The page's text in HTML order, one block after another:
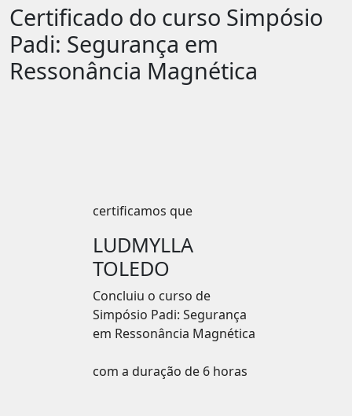
Certificado do curso Simpósio
Padi: Segurança em
Ressonância Magnética
certificamos que
LUDMYLLA
TOLEDO
Concluiu o curso de
Simpósio Padi: Segurança
em Ressonância Magnética
com a duração de 6 horas